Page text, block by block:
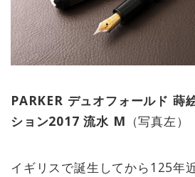
PARKER デュオフォールド 蒔
ション2017 流水 M （写真左）
イギリスで誕生してから125年